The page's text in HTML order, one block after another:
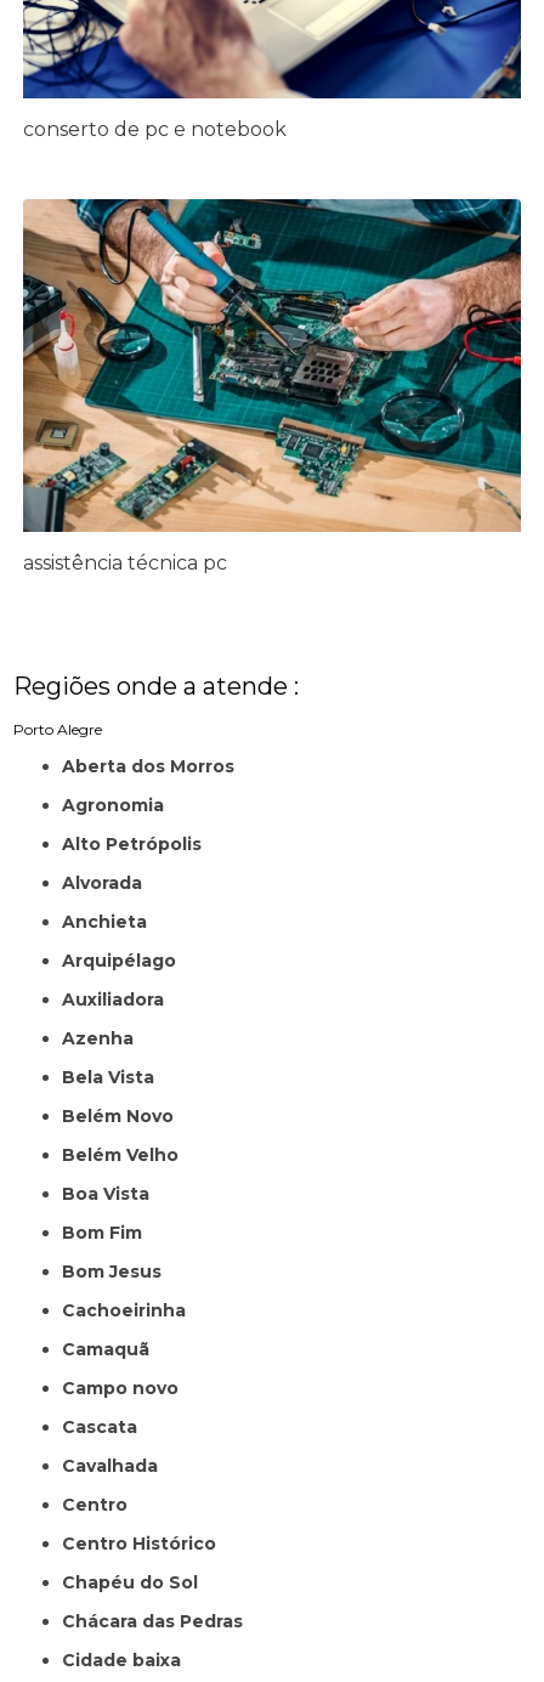
conserto de pc e notebook
assistência técnica pc
Regiões onde a atende :
Porto Alegre
Aberta dos Morros
Agronomia
Alto Petrópolis
Alvorada
Anchieta
Arquipélago
Auxiliadora
Azenha
Bela Vista
Belém Novo
Belém Velho
Boa Vista
Bom Fim
Bom Jesus
Cachoeirinha
Camaquã
Campo novo
Cascata
Cavalhada
Centro
Centro Histórico
Chapéu do Sol
Chácara das Pedras
Cidade baixa